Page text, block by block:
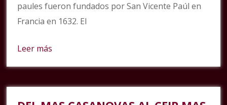
paules fueron fundados por San Vicente Paúl en
Francia en 1632. El
Leer más